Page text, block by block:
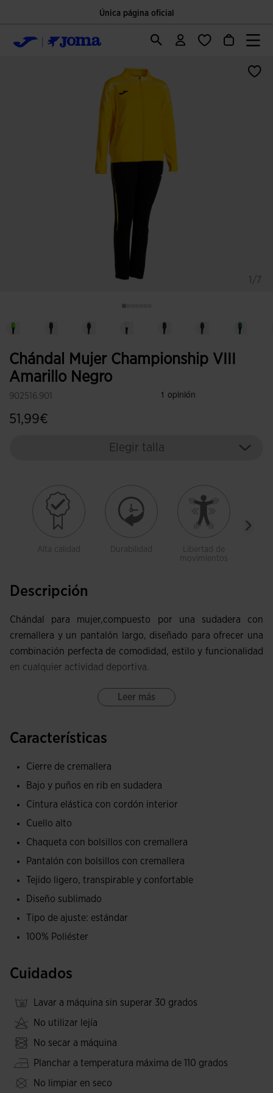
Única página oficial
Chándal Mujer Championship VIII
Amarillo Negro
902516.901
51,99€
Elegir talla
Alta calidad Durabilidad
Libertad de
movimientos
Descripción
Chándal para mujer,compuesto por una sudadera con
cremallera y un pantalón largo, diseñado para ofrecer una
combinación perfecta de comodidad, estilo y funcionalidad
en cualquier actividad deportiva.
La sudadera presenta rib en los puños y en el bajo, lo que
segura mientras entrenas. Su cremallera completa con
sublimado en las mangas añade un toque moderno y
distintivo.
ajuste con una cinturilla elástica y cordones, lo que permite
un ajuste personalizado y seguro. Además, los bolsillos con
cremallera en el pantalón aseguran que puedas guardar tus
objetos personales con facilidad y seguridad.
Confeccionado en tejido de calidad, ligero, transpirable y
resistente, este conjunto es ideal para ofrecerte el máximo
actividades cotidianas, todo mientras disfrutas de la
Logotipo de Joma bordado.
Leer más
Características
Cierre de cremallera
Bajo y puños en rib en sudadera
Cintura elástica con cordón interior
Cuello alto
Chaqueta con bolsillos con cremallera
Pantalón con bolsillos con cremallera
Tejido ligero, transpirable y confortable
Diseño sublimado
Tipo de ajuste: estándar
100% Poliéster
Cuidados
Lavar a máquina sin superar 30 grados
No utilizar lejía
No secar a máquina
Planchar a temperatura máxima de 110 grados
No limpiar en seco